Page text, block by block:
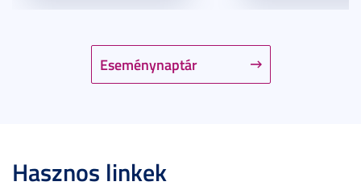
Eseménynaptár
Hasznos linkek